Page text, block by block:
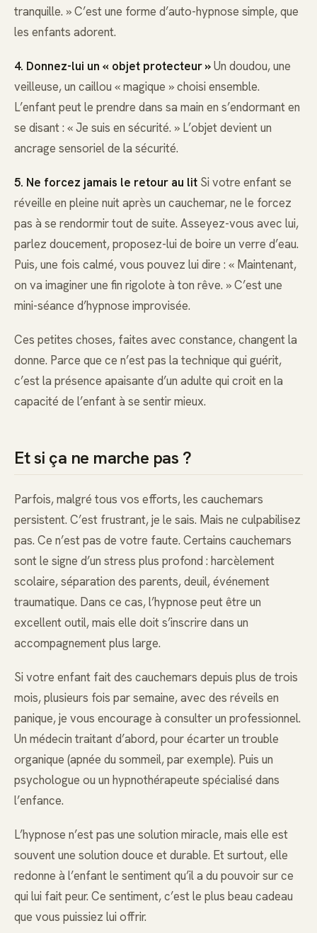
tranquille. » C’est une forme d’auto-hypnose simple, que
les enfants adorent.
4. Donnez-lui un « objet protecteur »Un doudou, une
veilleuse, un caillou « magique » choisi ensemble.
L’enfant peut le prendre dans sa main en s’endormant en
se disant : « Je suis en sécurité. » L’objet devient un
ancrage sensoriel de la sécurité.
5. Ne forcez jamais le retour au lit Si votre enfant se
réveille en pleine nuit après un cauchemar, ne le forcez
pas à se rendormir tout de suite. Asseyez-vous avec lui,
parlez doucement, proposez-lui de boire un verre d’eau.
Puis, une fois calmé, vous pouvez lui dire : « Maintenant,
on va imaginer une fin rigolote à ton rêve. » C’est une
mini-séance d’hypnose improvisée.
Ces petites choses, faites avec constance, changent la
donne. Parce que ce n’est pas la technique qui guérit,
c’est la présence apaisante d’un adulte qui croit en la
capacité de l’enfant à se sentir mieux.
Et si ça ne marche pas ?
Parfois, malgré tous vos efforts, les cauchemars
persistent. C’est frustrant, je le sais. Mais ne culpabilisez
pas. Ce n’est pas de votre faute. Certains cauchemars
sont le signe d’un stress plus profond : harcèlement
scolaire, séparation des parents, deuil, événement
traumatique. Dans ce cas, l’hypnose peut être un
excellent outil, mais elle doit s’inscrire dans un
accompagnement plus large.
Si votre enfant fait des cauchemars depuis plus de trois
mois, plusieurs fois par semaine, avec des réveils en
panique, je vous encourage à consulter un professionnel.
Un médecin traitant d’abord, pour écarter un trouble
organique (apnée du sommeil, par exemple). Puis un
psychologue ou un hypnothérapeute spécialisé dans
l’enfance.
L’hypnose n’est pas une solution miracle, mais elle est
souvent une solution douce et durable. Et surtout, elle
redonne à l’enfant le sentiment qu’il a du pouvoir sur ce
qui lui fait peur. Ce sentiment, c’est le plus beau cadeau
que vous puissiez lui offrir.